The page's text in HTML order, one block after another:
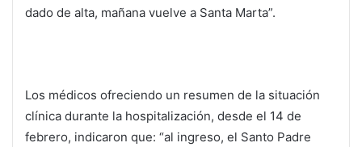
dado de alta, mañana vuelve a Santa Marta”.
Los médicos ofreciendo un resumen de la situación
clínica durante la hospitalización, desde el 14 de
febrero, indicaron que: “al ingreso, el Santo Padre